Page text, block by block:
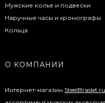
Мужские колье и подвески
Наручные часы и хронографы
Кольца
О КОМПАНИИ
Интернет-магазин SteelBraslet.ru